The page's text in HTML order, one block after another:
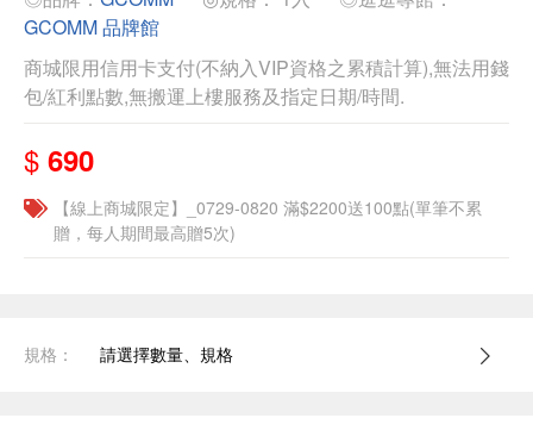
GCOMM 品牌館
商城限用信用卡支付(不納入VIP資格之累積計算),無法用錢
包/紅利點數,無搬運上樓服務及指定日期/時間.
$ 690
【線上商城限定】_0729-0820 滿$2200送100點(單筆不累
贈，每人期間最高贈5次)
規格： 請選擇數量、規格